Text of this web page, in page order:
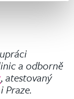
a odborně
, atestovaný
Praze.